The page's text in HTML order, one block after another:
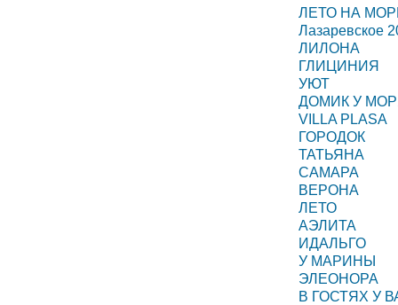
ЛЕТО НА
Лазаревское
ЛИЛОНА
ГЛИЦИНИЯ
УЮТ
ДОМИК У
VILLA PLASA
ГОРОДОК
ТАТЬЯНА
САМАРА
ВЕРОНА
ЛЕТО
АЭЛИТА
ИДАЛЬГО
У МАРИНЫ
ЭЛЕОНОРА
В ГОСТЯХ У